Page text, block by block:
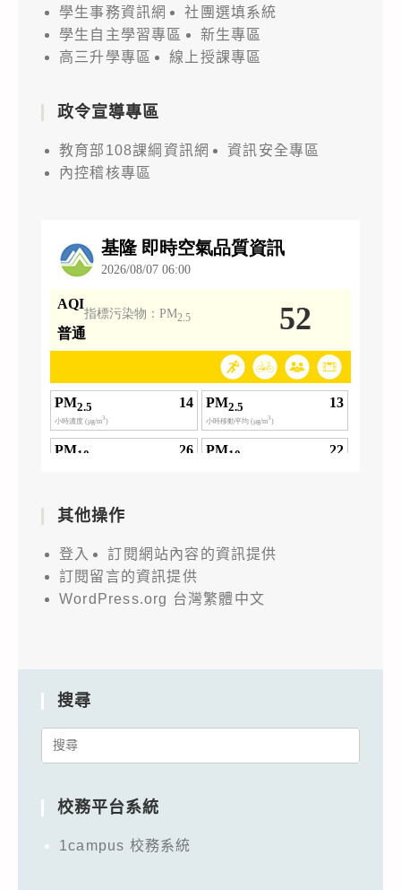
學生事務資訊網
社團選填系統
學生自主學習專區
新生專區
高三升學專區
線上授課專區
政令宣導專區
教育部108課綱資訊網
資訊安全專區
內控稽核專區
其他操作
登入
訂閱網站內容的資訊提供
訂閱留言的資訊提供
WordPress.org 台灣繁體中文
搜尋
Search
校務平台系統
1campus 校務系統